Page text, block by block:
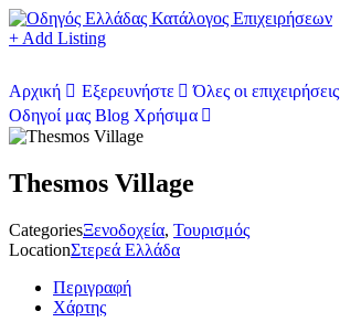
+ Add Listing
Αρχική Εξερευνήστε Όλες οι επιχειρήσεις
Οδηγοί μας Blog Χρήσιμα
Thesmos Village
CategoriesΞενοδοχεία, Τουρισμός
LocationΣτερεά Ελλάδα
Περιγραφή
Χάρτης